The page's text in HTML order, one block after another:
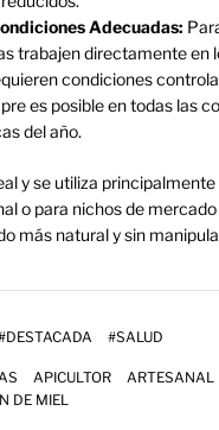
Adecuadas:
trabajen directamente en
condiciones
es posible en todas las
del año.
y se utiliza principalmente
o para nichos de
más natural y sin
DESTACADA #SALUD
APICULTOR ARTESANAL
DE MIEL